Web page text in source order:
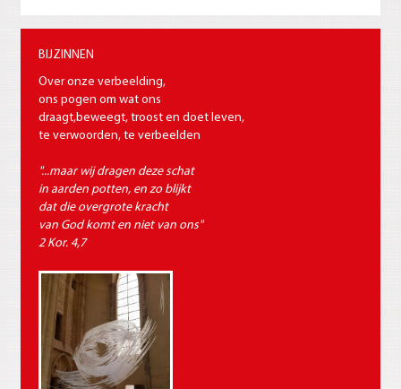
BIJZINNEN
Over onze verbeelding,
ons pogen om wat ons
draagt,beweegt, troost en doet leven,
te verwoorden, te verbeelden
"...maar wij dragen deze schat
in aarden potten, en zo blijkt
dat die overgrote kracht
van God komt en niet van ons"
2 Kor. 4,7